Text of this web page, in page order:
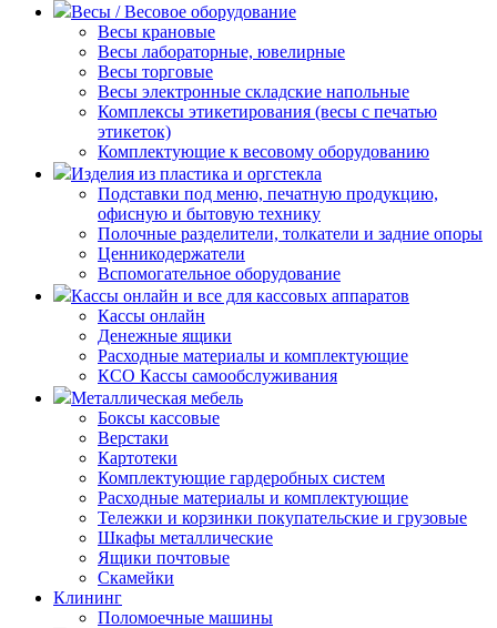
Весы / Весовое оборудование
Весы крановые
Весы лабораторные, ювелирные
Весы торговые
Весы электронные складские напольные
Комплексы этикетирования (весы с печатью
этикеток)
Комплектующие к весовому оборудованию
Изделия из пластика и оргстекла
Подставки под меню, печатную продукцию,
офисную и бытовую технику
Полочные разделители, толкатели и задние опоры
Ценникодержатели
Вспомогательное оборудование
Кассы онлайн и все для кассовых аппаратов
Кассы онлайн
Денежные ящики
Расходные материалы и комплектующие
КСО Кассы самообслуживания
Металлическая мебель
Боксы кассовые
Верстаки
Картотеки
Комплектующие гардеробных систем
Расходные материалы и комплектующие
Тележки и корзинки покупательские и грузовые
Шкафы металлические
Ящики почтовые
Скамейки
Клининг
Поломоечные машины